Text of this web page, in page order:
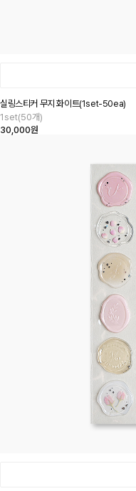
실링스티커 무지 화이트(1set-50ea)
1set(50개)
30,000원